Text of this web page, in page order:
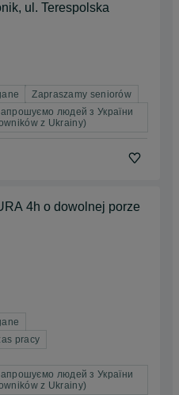
ul. Terespolska
Zapraszamy seniorów
людей з України
z Ukrainy)
4h o dowolnej porze
pracy
людей з України
z Ukrainy)